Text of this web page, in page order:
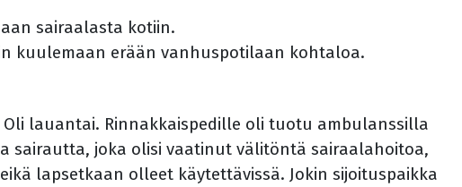
sairaalasta kotiin.
kuulemaan erään vanhuspotilaan kohtaloa.
lauantai. Rinnakkaispedille oli tuotu ambulanssilla
sairautta, joka olisi vaatinut välitöntä sairaalahoitoa,
lapsetkaan olleet käytettävissä. Jokin sijoituspaikka